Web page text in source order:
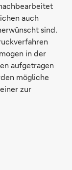
auch
sind.
in der
aufgetragen
mögliche
zur